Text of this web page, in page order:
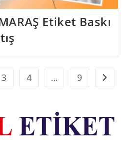
Etiket Baskı
3 4 … 9 Go to